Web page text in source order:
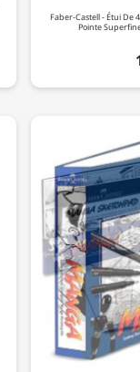
Faber-Castell - Étui De
Pointe